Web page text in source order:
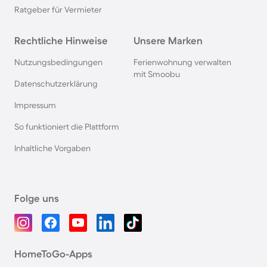
Ratgeber für Vermieter
Rechtliche Hinweise
Nutzungsbedingungen
Datenschutzerklärung
Impressum
So funktioniert die Plattform
Inhaltliche Vorgaben
Unsere Marken
Ferienwohnung verwalten
mit Smoobu
Folge uns
HomeToGo-Apps